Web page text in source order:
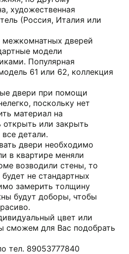
художественная
(Россия, Италия или
межкомнатных дверей
модели
Популярная
61 или 62, коллекция
двери при помощи
поскольку нет
материал на
или закрыть
детали.
двери необходимо
в квартире меняли
возводили стены, то
не стандартных
замерить толщину
будут доборы, чтобы
цвет или
сможем для Вас подобрать
тел. 89053777840